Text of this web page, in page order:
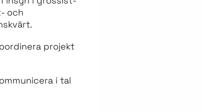
och
projekt
i tal